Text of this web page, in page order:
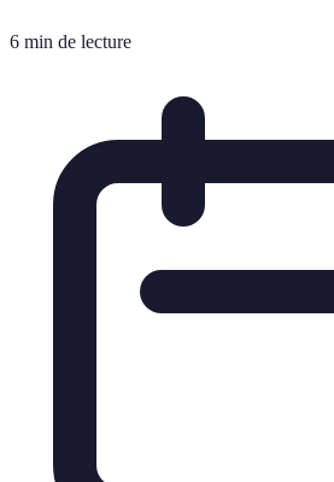
6 min de lecture